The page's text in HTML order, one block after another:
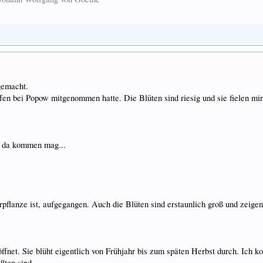
bei Popow mitgenommen hatte. Die Blüten sind riesig und sie fielen
kommen mag...
ist, aufgegangen. Auch die Blüten sind erstaunlich groß und
Sie blüht eigentlich von Frühjahr bis zum späten Herbst durch. Ich